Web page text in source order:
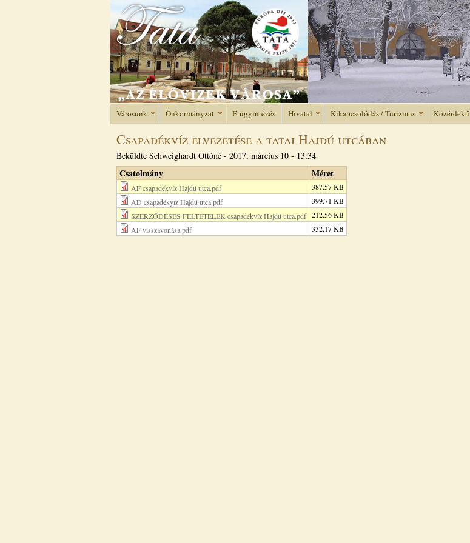
Jump to navigation
Városunk Önkormányzat E-ügyintézés Hivatal Kikapcsolódás / Turizmus Közérdekű
Csapadékvíz elvezetése a tatai Hajdú utcában
Beküldte Schweighardt Ottóné - 2017, március 10 - 13:34
Csatolmány Méret
AF csapadékvíz Hajdú utca.pdf
387.57 KB
AD csapadékyíz Hajdú utca.pdf
399.71 KB
SZERZŐDÉSES FELTÉTELEK csapadékvíz Hajdú utca.pdf 212.56 KB
AF visszavonása.pdf
332.17 KB